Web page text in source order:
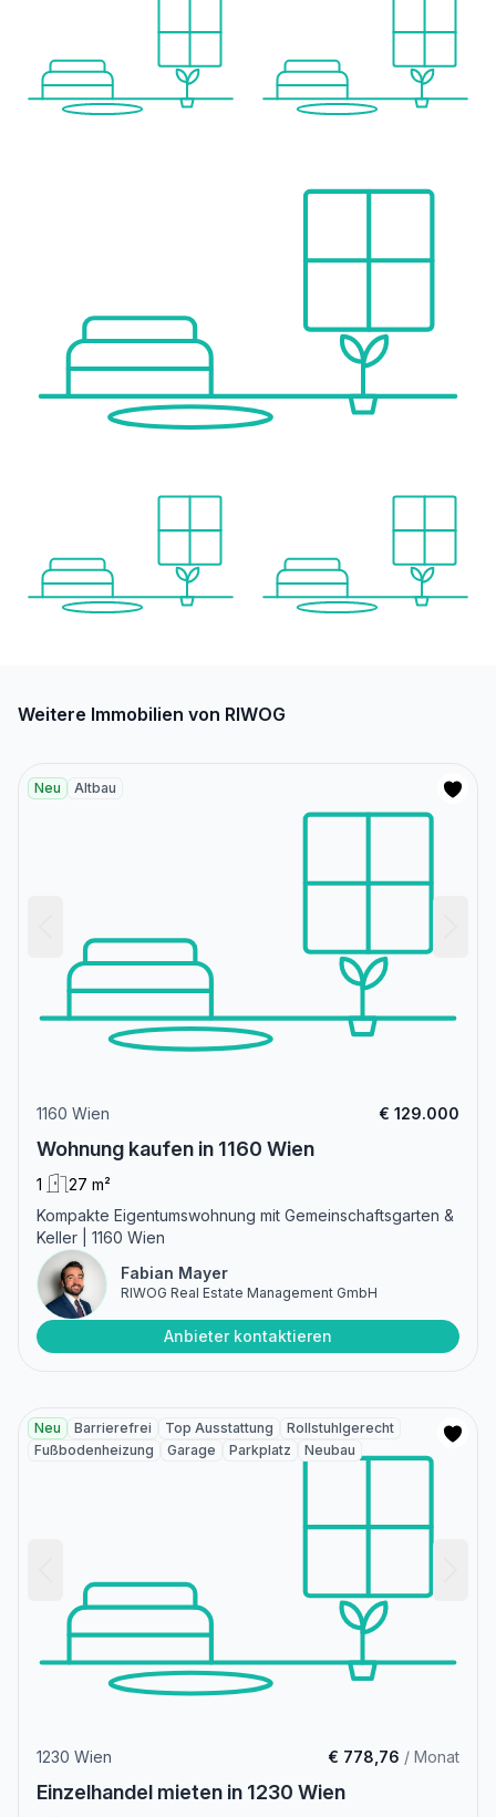
Geldautomat <500m
Bank <500m
Post <500m
Angaben Entfernung Luftlinie / Quelle: OpenStreetMap
Weitere Immobilien von RIWOG
Neu Altbau
1160 Wien € 129.000
Wohnung kaufen in 1160 Wien
1
27 m²
Kompakte Eigentumswohnung mit Gemeinschaftsgarten &
Keller | 1160 Wien
Fabian Mayer
RIWOG Real Estate Management GmbH
Anbieter kontaktieren
Neu Barrierefrei Top Ausstattung
Rollstuhlgerecht
Fußbodenheizung
Garage Parkplatz Neubau
1230 Wien € 778,76 / Monat
Einzelhandel mieten in 1230 Wien